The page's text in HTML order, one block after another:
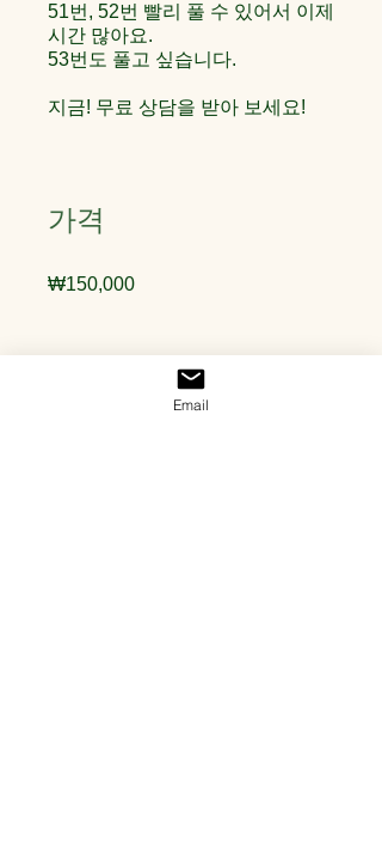
51번, 52번 빨리 풀 수 있어서 이제
시간 많아요.
53번도 풀고 싶습니다.
가격
₩150,000
SNS 공유
Email